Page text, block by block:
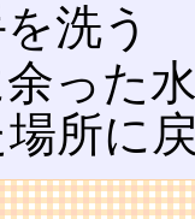
洗う
った
所に